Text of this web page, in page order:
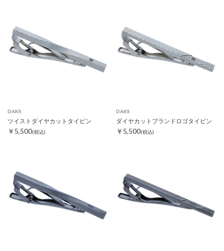
DAKS
ツイストダイヤカットタイピン
￥5,500(税込)
DAKS
ダイヤカットブランドロゴタイピン
￥5,500(税込)